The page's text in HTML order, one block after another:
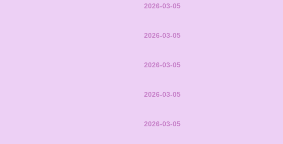
2026-03-05
2026-03-05
2026-03-05
2026-03-05
2026-03-05